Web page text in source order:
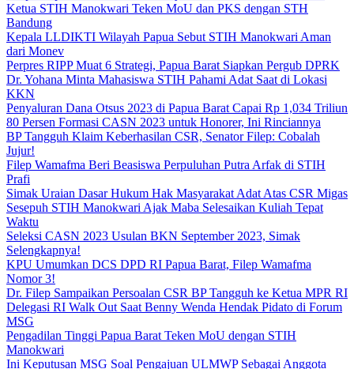
Ketua STIH Manokwari Teken MoU dan PKS dengan STH
Bandung
Kepala LLDIKTI Wilayah Papua Sebut STIH Manokwari Aman
dari Monev
Perpres RIPP Muat 6 Strategi, Papua Barat Siapkan Pergub DPRK
Dr. Yohana Minta Mahasiswa STIH Pahami Adat Saat di Lokasi
KKN
Penyaluran Dana Otsus 2023 di Papua Barat Capai Rp 1,034 Triliun
80 Persen Formasi CASN 2023 untuk Honorer, Ini Rinciannya
BP Tangguh Klaim Keberhasilan CSR, Senator Filep: Cobalah
Jujur!
Filep Wamafma Beri Beasiswa Perpuluhan Putra Arfak di STIH
Prafi
Simak Uraian Dasar Hukum Hak Masyarakat Adat Atas CSR Migas
Sesepuh STIH Manokwari Ajak Maba Selesaikan Kuliah Tepat
Waktu
Seleksi CASN 2023 Usulan BKN September 2023, Simak
Selengkapnya!
KPU Umumkan DCS DPD RI Papua Barat, Filep Wamafma
Nomor 3!
Dr. Filep Sampaikan Persoalan CSR BP Tangguh ke Ketua MPR RI
Delegasi RI Walk Out Saat Benny Wenda Hendak Pidato di Forum
MSG
Pengadilan Tinggi Papua Barat Teken MoU dengan STIH
Manokwari
Ini Keputusan MSG Soal Pengajuan ULMWP Sebagai Anggota